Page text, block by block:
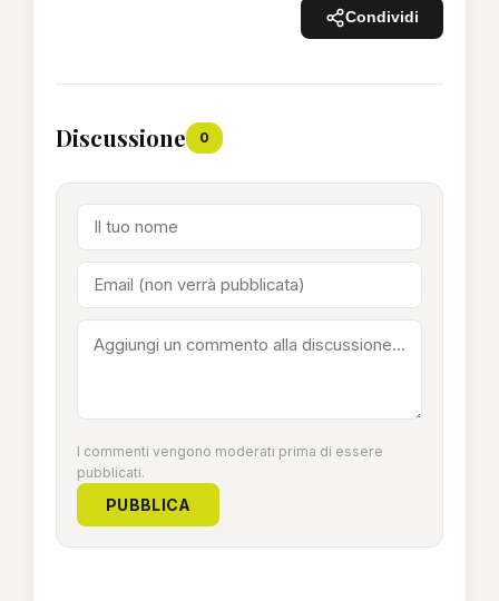
Condividi
Discussione 0
I commenti vengono moderati prima di essere
pubblicati.
PUBBLICA